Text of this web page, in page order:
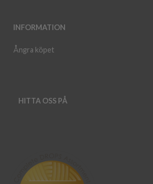
INFORMATION
Ångra köpet
HITTA OSS PÅ